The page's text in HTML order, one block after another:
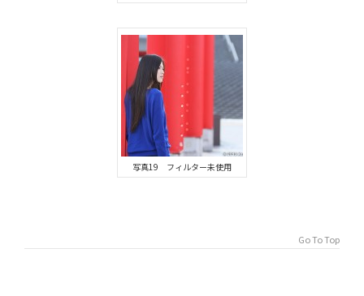
写真19 フィルター未使用
Go To Top